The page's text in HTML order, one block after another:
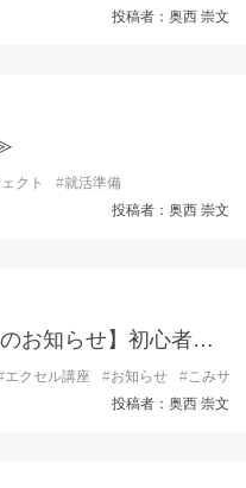
投稿者：奥西 崇文
クト #就活準備
投稿者：奥西 崇文
【地域しごとサポートセンター阪神南ブランチ105からのお知らせ】初心者向けパソコン便利スキル①（Microsoft Word／Microsoft Excel編）
エクセル講座 #お知らせ #こみサポ
投稿者：奥西 崇文